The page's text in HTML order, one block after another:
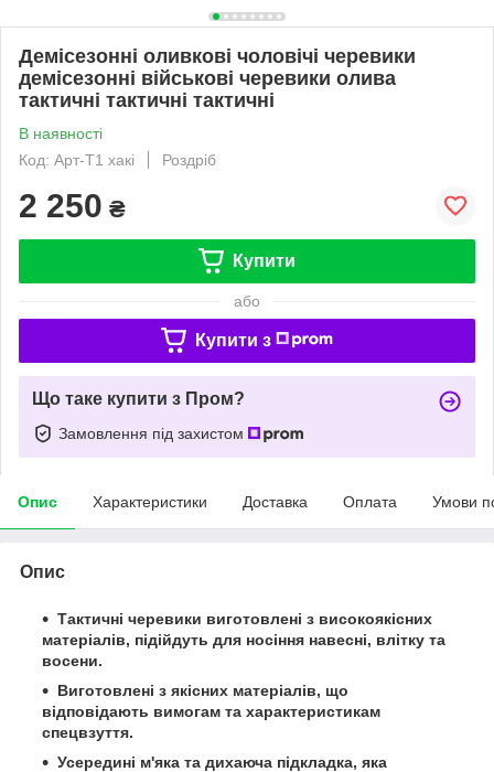
Демісезонні оливкові чоловічі черевики
демісезонні військові черевики олива
тактичні тактичні тактичні
В наявності
Код: Арт-Т1 хакі
Роздріб
2 250 ₴
Купити
або
Купити з
Що таке купити з Пром?
Замовлення під захистом
Опис Характеристики Доставка Оплата Умови
Опис
Тактичні черевики виготовлені з високоякісних
матеріалів, підійдуть для носіння навесні, влітку та
восени.
Виготовлені з якісних матеріалів, що
відповідають вимогам та характеристикам
спецвзуття.
Усередині м'яка та дихаюча підкладка, яка